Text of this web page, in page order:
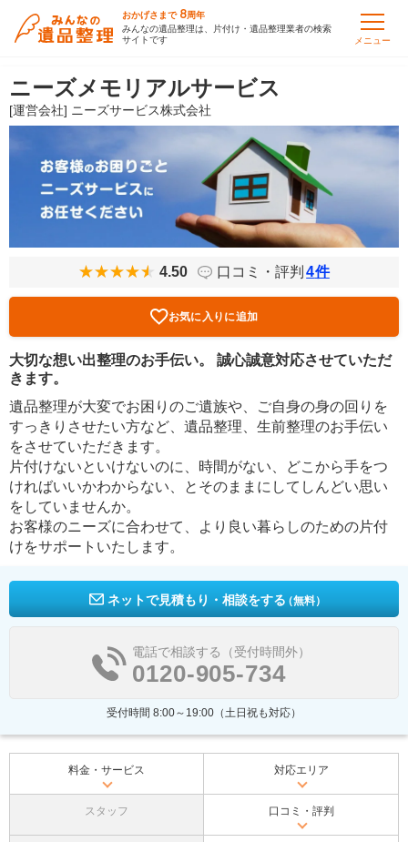
おかげさまで 8周年
みんなの遺品整理は、片付け・遺品整理業者の検索
サイトです
メニュー
ニーズメモリアルサービス
[運営会社] ニーズサービス株式会社
4.50 口コミ・評判 4件
お気に入りに追加
大切な想い出整理のお手伝い。 誠心誠意対応させていただ
きます。
遺品整理が大変でお困りのご遺族や、ご自身の身の回りを
すっきりさせたい方など、遺品整理、生前整理のお手伝い
をさせていただきます。
片付けないといけないのに、時間がない、どこから手をつ
ければいいかわからない、とそのままにしてしんどい思い
をしていませんか。
お客様のニーズに合わせて、より良い暮らしのための片付
けをサポートいたします。
ネットで見積もり・相談をする（無料）
電話で相談する（受付時間外）
0120-905-734
受付時間 8:00～19:00（土日祝も対応）
料金・サービス 対応エリア
スタッフ 口コミ・評判